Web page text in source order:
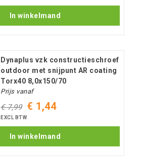
In winkelmand
Dynaplus vzk constructieschroef
outdoor met snijpunt AR coating
Torx40 8,0x150/70
Prijs vanaf
€ 7,99 € 1,44
EXCL BTW
In winkelmand